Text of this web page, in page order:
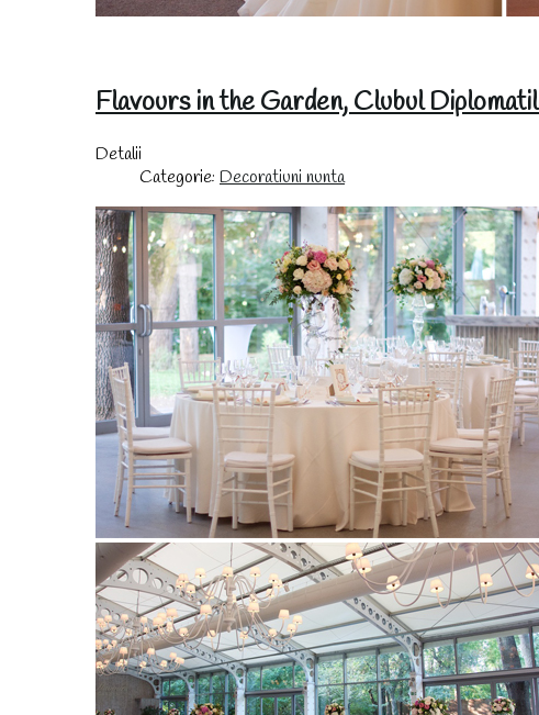
Flavours in the Garden, Clubul
Detalii
Categorie: Decoratiuni nunta